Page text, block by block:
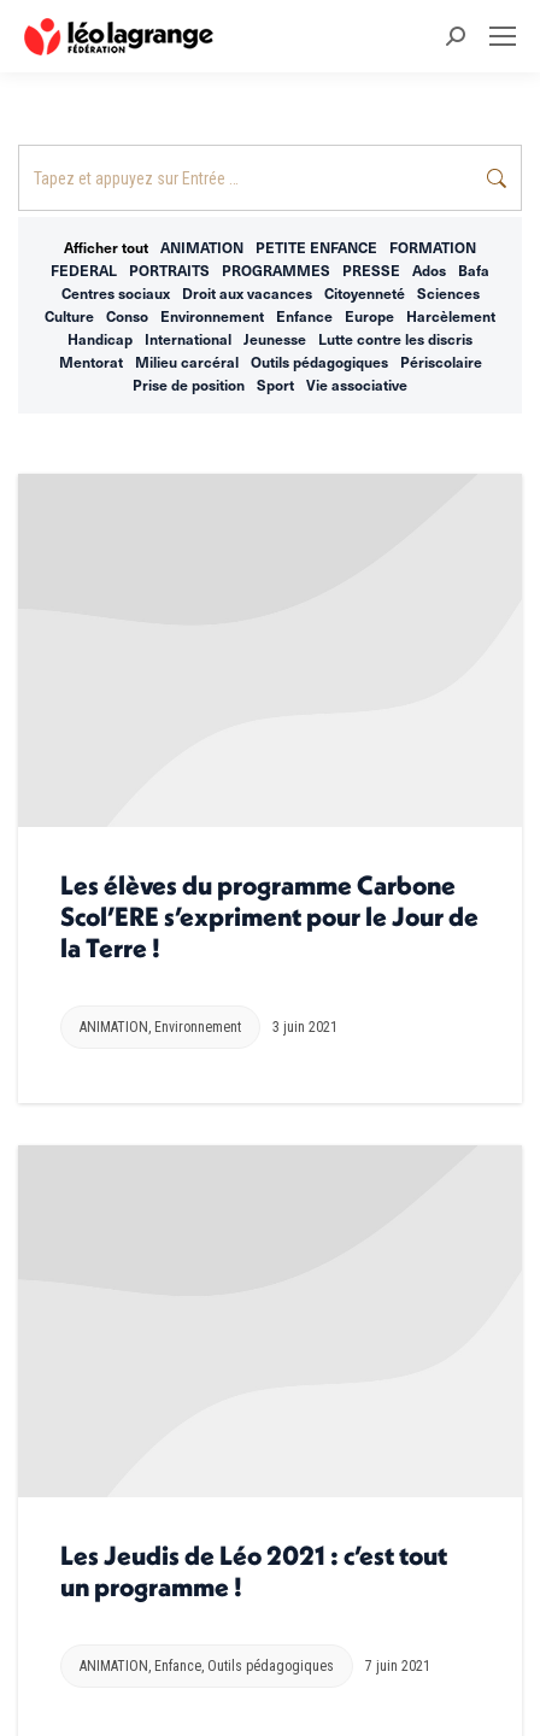
Recherche
Afficher tout ANIMATION PETITE ENFANCE
FORMATION
FEDERAL
PORTRAITS PROGRAMMES PRESSE Ados
Bafa
Centres sociaux
Droit aux vacances Citoyenneté
Sciences
Culture
Conso Environnement Enfance Europe
Harcèlement
Handicap
International Jeunesse
Lutte contre les discris
Mentorat
Milieu carcéral Outils pédagogiques
Périscolaire
Prise de position
Sport Vie associative
Les élèves du programme Carbone
Scol’ERE s’expriment pour le Jour de
la Terre !
ANIMATION Environnement 3 juin 2021
Les Jeudis de Léo 2021 : c’est tout
un programme !
ANIMATION , Enfance, Outils pédagogiques 7 juin 2021